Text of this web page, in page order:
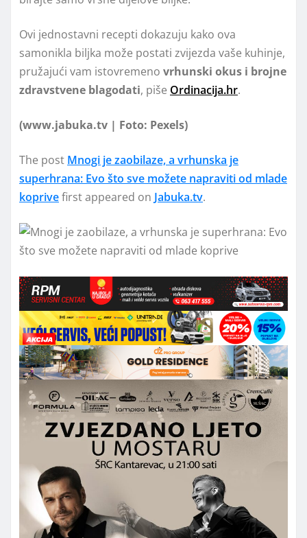
Ovi jednostavni recepti dokazuju kako ova
samonikla biljka može postati zvijezda vaše kuhinje,
pružajući vam istovremeno vrhunski okus i brojne
zdravstvene blagodati, piše Ordinacija.hr.
(www.jabuka.tv | Foto: Pexels)
The post Mnogi je zaobilaze, a vrhunska je
superhrana: Evo što sve možete napraviti od mlade
koprivefirst appeared on Jabuka.tv.